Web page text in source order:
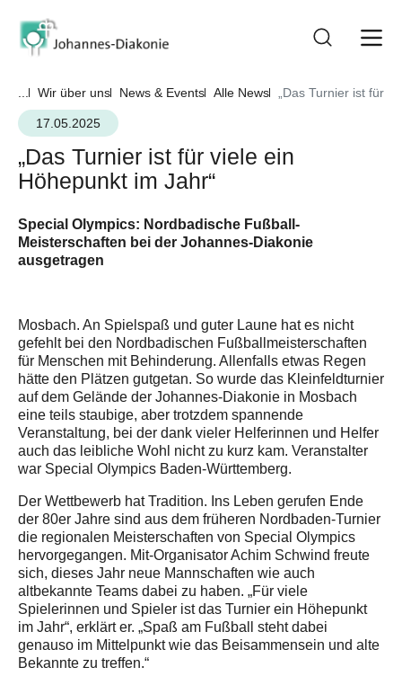
... Wir über uns News & Events Alle News „Das Turnier ist für
17.05.2025
„Das Turnier ist für viele ein
Höhepunkt im Jahr“
Special Olympics: Nordbadische Fußball-
Meisterschaften bei der Johannes-Diakonie
ausgetragen
Mosbach. An Spielspaß und guter Laune hat es nicht
gefehlt bei den Nordbadischen Fußballmeisterschaften
für Menschen mit Behinderung. Allenfalls etwas Regen
hätte den Plätzen gutgetan. So wurde das Kleinfeldturnier
auf dem Gelände der Johannes-Diakonie in Mosbach
eine teils staubige, aber trotzdem spannende
Veranstaltung, bei der dank vieler Helferinnen und Helfer
auch das leibliche Wohl nicht zu kurz kam. Veranstalter
war Special Olympics Baden-Württemberg.
Der Wettbewerb hat Tradition. Ins Leben gerufen Ende
der 80er Jahre sind aus dem früheren Nordbaden-Turnier
die regionalen Meisterschaften von Special Olympics
hervorgegangen. Mit-Organisator Achim Schwind freute
sich, dieses Jahr neue Mannschaften wie auch
altbekannte Teams dabei zu haben. „Für viele
Spielerinnen und Spieler ist das Turnier ein Höhepunkt
im Jahr“, erklärt er. „Spaß am Fußball steht dabei
genauso im Mittelpunkt wie das Beisammensein und alte
Bekannte zu treffen.“